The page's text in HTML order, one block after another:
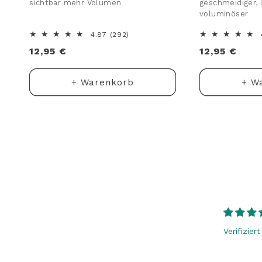
sichtbar mehr Volumen
4.87 (292)
Normaler
Preis
12,95 €
+ Warenkorb
geschmeidiger,
voluminöser
Normaler
Preis
12,95 €
+
Verifiziert